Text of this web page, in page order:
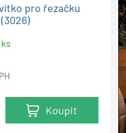
pro řezačku
Koupit